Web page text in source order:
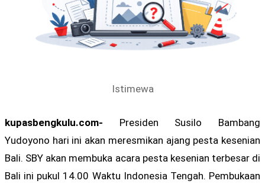
Istimewa
kupasbengkulu.com- Presiden Susilo Bambang
Yudoyono hari ini akan meresmikan ajang pesta kesenian
Bali. SBY akan membuka acara pesta kesenian terbesar di
Bali ini pukul 14.00 Waktu Indonesia Tengah. Pembukaan